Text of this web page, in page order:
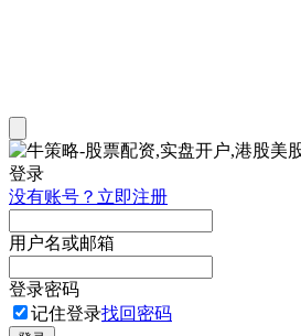
登录
没有账号？立即注册
用户名或邮箱
登录密码
记住登录找回密码